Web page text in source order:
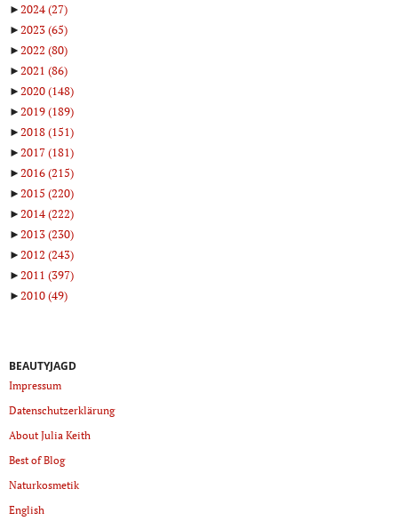
►2024(27)
►2023(65)
►2022 (80)
►2021 (86)
►2020(148)
►2019(189)
►2018(151)
►2017(181)
►2016(215)
►2015 (220)
►2014(222)
►2013(230)
►2012 (243)
►2011 (397)
►2010(49)
BEAUTYJAGD
Impressum
Datenschutzerklärung
About Julia Keith
Best of Blog
Naturkosmetik
English